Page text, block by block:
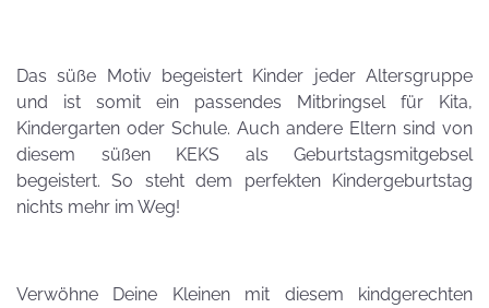
Das süße Motiv begeistert Kinder jeder Altersgruppe
und ist somit ein passendes Mitbringsel für Kita,
Kindergarten oder Schule. Auch andere Eltern sind von
diesem süßen KEKS als Geburtstagsmitgebsel
begeistert. So steht dem perfekten Kindergeburtstag
nichts mehr im Weg!
Verwöhne Deine Kleinen mit diesem kindgerechten